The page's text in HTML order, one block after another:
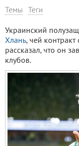
Темы Теги
Украинский
Хлань, чей контракт
рассказал, что он
клубов.